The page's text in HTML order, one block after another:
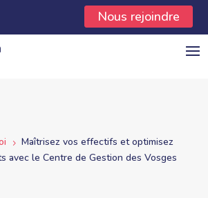
Nous rejoindre
5 Maîtrisez vos effectifs et optimisez
avec le Centre de Gestion des Vosges